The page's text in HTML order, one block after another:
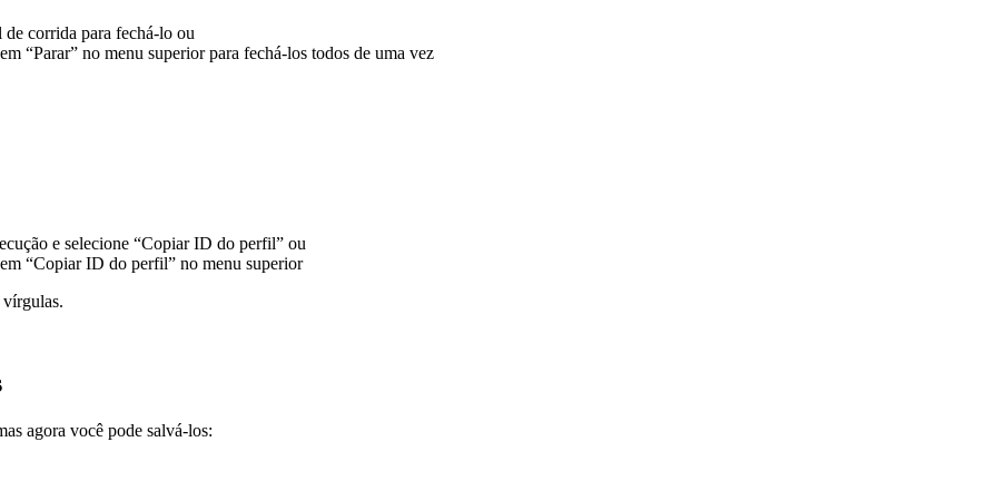
corrida para fechá-lo ou
“Parar” no menu superior para fechá-los todos de uma vez
e selecione “Copiar ID do perfil” ou
“Copiar ID do perfil” no menu superior
vírgulas.
agora você pode salvá-los: